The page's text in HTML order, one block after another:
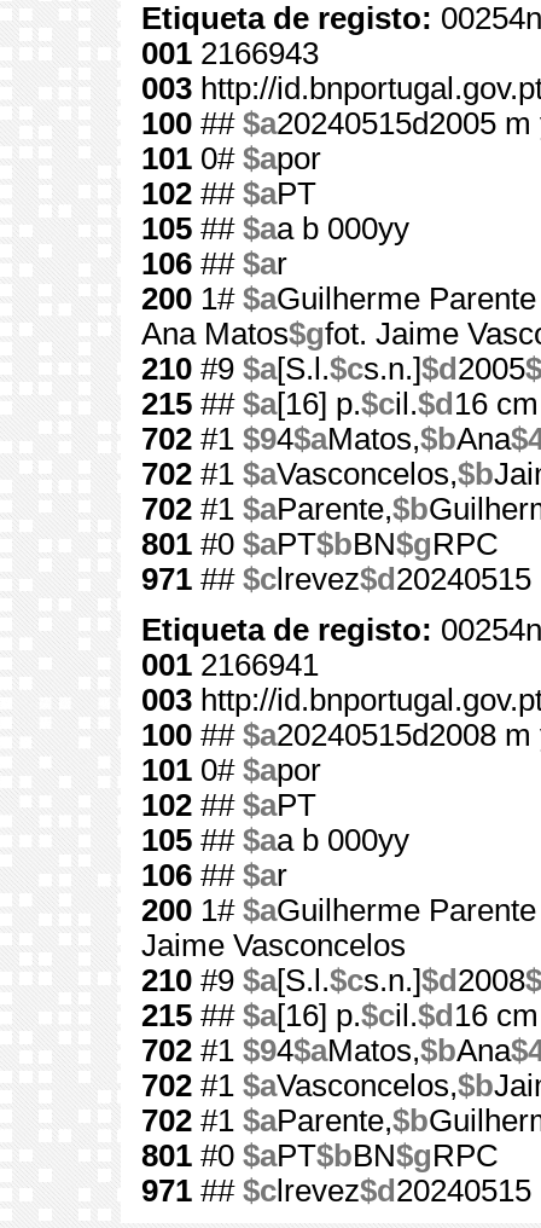
Etiqueta de registo:
001 2166943
003 http://
100 ## $a20240515d2005
101 0# $apor
102 ## $aPT
105 ## $aa b 000yy
106 ## $ar
200 1# $aGuilherme
Ana Matos$gfot. Jaime
210 #9 $a[S.l.$cs.n.]$d 2005
215 ## $a[16] p.$cil.$d 16 cm
702 #1 $94$aMatos,$bAna
702 #1 $aVasconcelos,$b
702 #1 $aParente,$b
801 #0 $aPT$bBN$gRPC
971 ## $c lrevez$d 20240515
Etiqueta de registo:
001 2166941
003 http://
100 ## $a20240515d2008
101 0# $apor
102 ## $aPT
105 ## $aa b 000yy
106 ## $ar
200 1# $aGuilherme
Jaime Vasconcelos
210 #9 $a[S.l.$cs.n.]$d 2008
215 ## $a[16] p.$cil.$d 16 cm
702 #1 $94$aMatos,$bAna
702 #1 $aVasconcelos,$b
702 #1 $aParente,$b
801 #0 $aPT$bBN$gRPC
971 ## $c lrevez$d 20240515